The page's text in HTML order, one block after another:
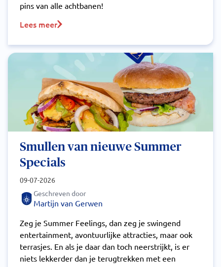
pins van alle achtbanen!
Lees meer
Smullen van nieuwe Summer
Specials
09-07-2026
Geschreven door
Martijn van Gerwen
Zeg je Summer Feelings, dan zeg je swingend
entertainment, avontuurlijke attracties, maar ook
terrasjes. En als je daar dan toch neerstrijkt, is er
niets lekkerder dan je terugtrekken met een